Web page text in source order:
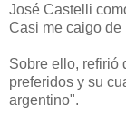
José Castelli
Casi me caigo de
Sobre ello, refirió
preferidos y su
argentino".